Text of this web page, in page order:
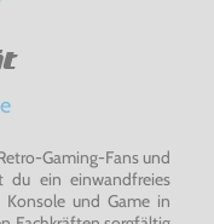
Gaming-Fans und
du ein einwandfreies
Konsole und Game in